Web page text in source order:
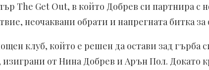
The Get Out, в който Добрев си партнира с
неочаквани обрати и напрегната битка за
клуб, който е решен да остави зад гърба
от Нина Добрев и Арън Пол.